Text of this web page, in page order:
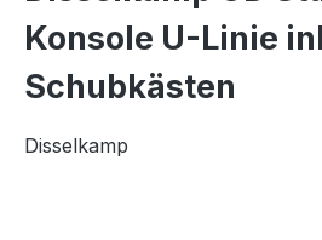
Konsole U-Linie
Schubkästen
Disselkamp